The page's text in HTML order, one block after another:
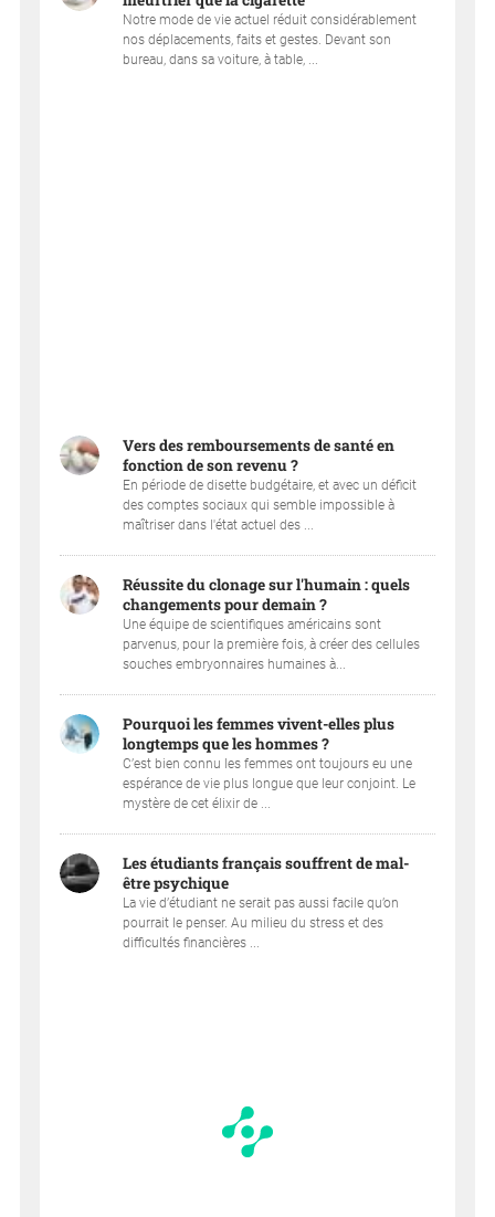
Notre mode de vie actuel réduit considérablement
nos déplacements, faits et gestes. Devant son
bureau, dans sa voiture, à table, ...
Vers des remboursements de santé en
fonction de son revenu ?
En période de disette budgétaire, et avec un déficit
des comptes sociaux qui semble impossible à
maîtriser dans l'état actuel des ...
Réussite du clonage sur l'humain : quels
changements pour demain ?
Une équipe de scientifiques américains sont
parvenus, pour la première fois, à créer des cellules
souches embryonnaires humaines à...
Pourquoi les femmes vivent-elles plus
longtemps que les hommes ?
C’est bien connu les femmes ont toujours eu une
espérance de vie plus longue que leur conjoint. Le
mystère de cet élixir de ...
Les étudiants français souffrent de mal-
être psychique
La vie d’étudiant ne serait pas aussi facile qu’on
pourrait le penser. Au milieu du stress et des
difficultés financières ...